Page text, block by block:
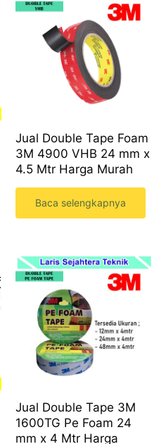
Jual Double Tape Foam
3M 4900 VHB 24 mm x
4.5 Mtr Harga Murah
Baca selengkapnya
Jual Double Tape 3M
1600TG Pe Foam 24
mm x 4 Mtr Harga